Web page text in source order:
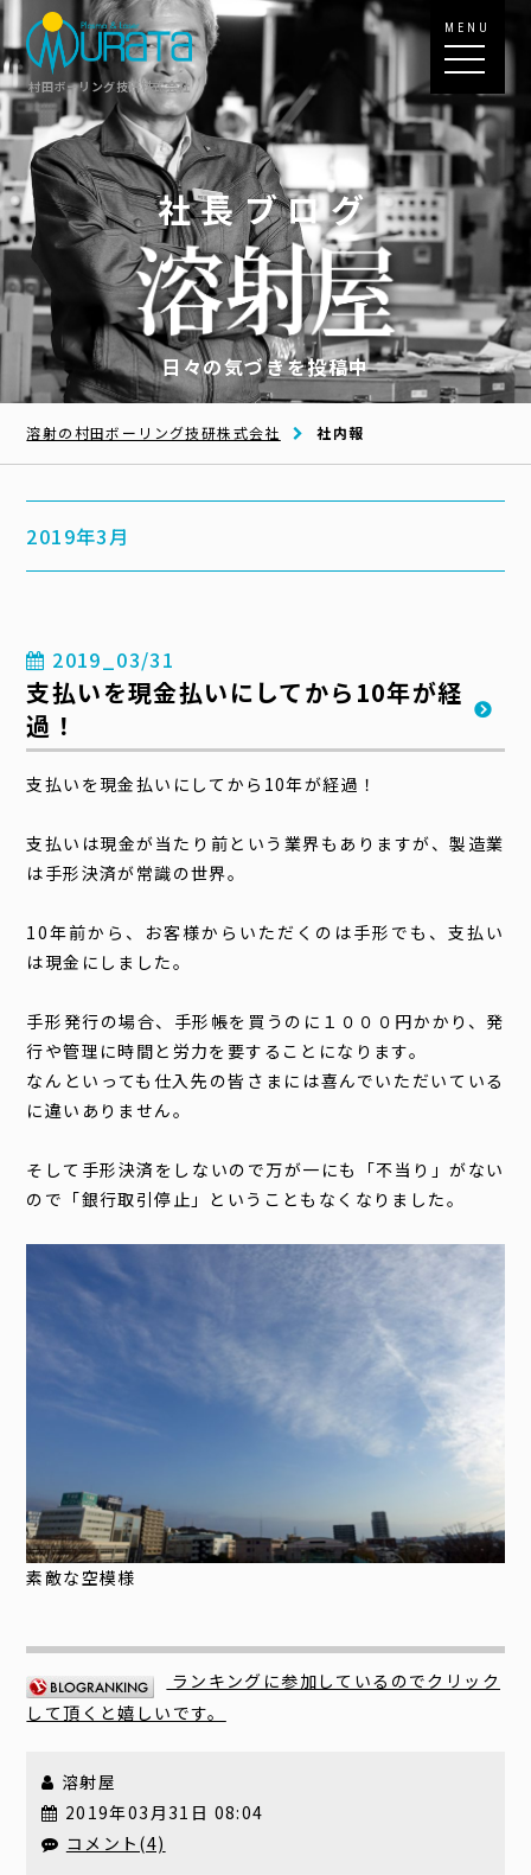
村田ボーリング技研株式会社
MENU
社長ブログ
日々の気づきを投稿中
溶射の村田ボーリング技研株式会社 社内報
2019年3月
2019_03/31
支払いを現金払いにしてから10年が経
過！
支払いを現金払いにしてから10年が経過！
支払いは現金が当たり前という業界もありますが、製造業
は手形決済が常識の世界。
10年前から、お客様からいただくのは手形でも、支払い
は現金にしました。
手形発行の場合、手形帳を買うのに１０００円かかり、発
行や管理に時間と労力を要することになります。
なんといっても仕入先の皆さまには喜んでいただいている
に違いありません。
そして手形決済をしないので万が一にも「不当り」がない
ので「銀行取引停止」ということもなくなりました。
素敵な空模様
ランキングに参加しているのでクリック
して頂くと嬉しいです。
溶射屋
2019年03月31日 08:04
コメント(4)